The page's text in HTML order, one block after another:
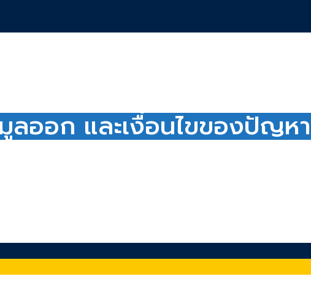
ลออก และเงื่อนไขของปัญหา